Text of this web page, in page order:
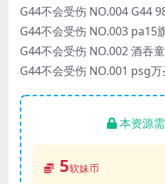
G44不会受伤 NO.004 G44
G44不会受伤 NO.003 pa15
G44不会受伤 NO.002 酒吞
G44不会受伤 NO.001 psg
本资源
5软妹币